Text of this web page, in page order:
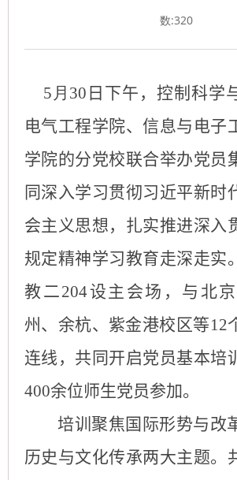
数:320
5 月 30 日下午， 控制科学
电气工程学院、信息与电子
学院的分党校联合举办党员
同深入学习贯彻习近平新时
会主义思想，扎实推进深入
规定精神学习教育走深走实
教二204设主会场，与北
州、余杭、紫金港校区等12
连线，共同开启党员基本培
400余位师生党员参加。
培训聚焦国际形势与改
历史与文化传承两大主题。